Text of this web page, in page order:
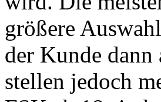
größere
der Kunde
stellen jedoch